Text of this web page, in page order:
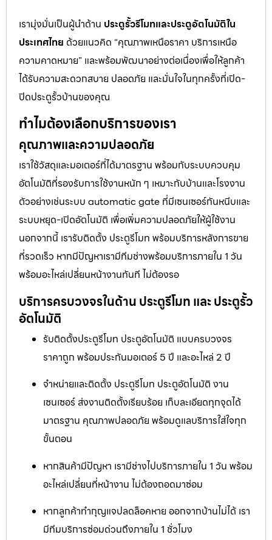
เรามุ่งมั่นเป็นผู้นำด้าน ประตูรั้วรีโมทและประตูอัตโนมัติใน
ประเทศไทย ด้วยแนวคิด “คุณภาพเหนือราคา บริการเหนือ
ความคาดหมาย” และพร้อมพัฒนาอย่างต่อเนื่องเพื่อให้ลูกค้า
ได้รับความสะดวกสบาย ปลอดภัย และมั่นใจในทุกครั้งที่เปิด-
ปิดประตูรั้วบ้านของคุณ
ทำไมต้องเลือกบริการของเรา
คุณภาพและความปลอดภัย
เราใช้วัสดุและมอเตอร์ที่ได้มาตรฐาน พร้อมกับระบบควบคุม
อัตโนมัติที่รองรับการใช้งานหนัก ๆ เหมาะกับบ้านและโรงงาน
ตัวอย่างเช่นระบบ automatic gate ที่มีเซนเซอร์กันหนีบและ
ระบบหยุด-เปิดอัตโนมัติ เพื่อเพิ่มความปลอดภัยให้ผู้ใช้งาน
นอกจากนี้ เรารับติดตั้ง ประตูรีโมท พร้อมบริการหลังการขาย
ที่รวดเร็ว หากมีปัญหาเรามีทีมช่างพร้อมบริการภายใน 1 วัน
พร้อมอะไหล่เปลี่ยนหน้างานทันที ไม่ต้องรอ
บริการครบวงจรในด้าน ประตูรีโมท และ ประตูรั้ว
อัตโนมัติ
รับติดตั้งประตูรีโมท ประตูอัตโนมัติ แบบครบวงจร
ราคาถูก พร้อมประกันมอเตอร์ 5 ปี และอะไหล่ 2 ปี
จำหน่ายและติดตั้ง ประตูรีโมท ประตูอัตโนมัติ งาน
เซนเซอร์ ส่งงานติดตั้งเรียบร้อย เก็บละเอียดทุกจุดได้
มาตรฐาน คุณภาพปลอดภัย พร้อมดูแลบริการใส่ใจทุก
ขั้นตอน
หากสินค้ามีปัญหา เรามีช่างไปบริการภายใน 1 วัน พร้อม
อะไหล่เปลี่ยนที่หน้างาน ไม่ต้องถอดมาซ่อม
หากลูกค้าทำกุญแจปลดล็อคหาย ออกจากบ้านไม่ได้ เรา
มีทีมบริการซ่อมด่วนถึงภายใน 1 ชั่วโมง